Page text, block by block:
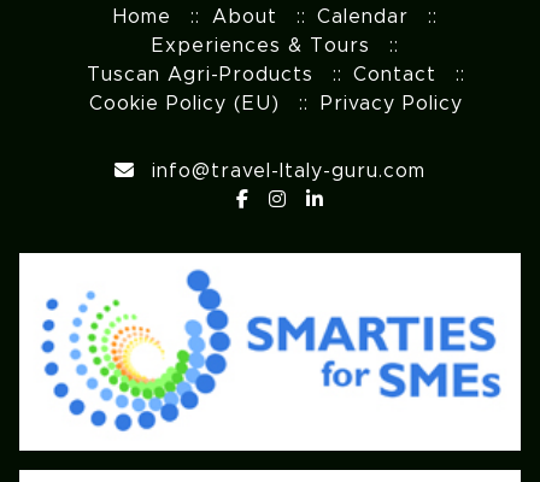
Home About
Calendar
Experiences & Tours
Tuscan Agri-Products
Contact
Cookie Policy (EU)
Privacy Policy
info@travel-Italy-guru.com